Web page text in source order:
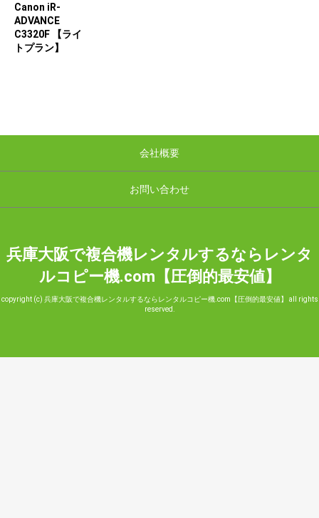
Canon iR-
ADVANCE
C3320F 【ライ
トプラン】
会社概要
お問い合わせ
兵庫大阪で複合機レンタルするならレンタ
ルコピー機.com【圧倒的最安値】
copyright (c) 兵庫大阪で複合機レンタルするならレンタルコピー機.com【圧倒的最安値】 all rights
reserved.